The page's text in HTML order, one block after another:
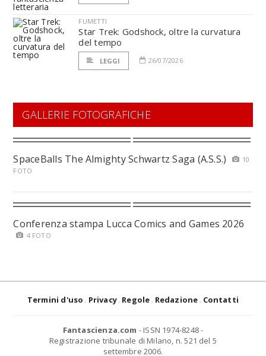
FUMETTI
Star Trek: Godshock, oltre la curvatura
del tempo
LEGGI 26/07/2026
GALLERIE FOTOGRAFICHE
SpaceBalls The Almighty Schwartz Saga (A.S.S.)
10
FOTO
Conferenza stampa Lucca Comics and Games 2026
4 FOTO
Termini d'uso Privacy Regole Redazione Contatti
Fantascienza.com - ISSN 1974-8248 -
Registrazione tribunale di Milano, n. 521 del 5
settembre 2006.